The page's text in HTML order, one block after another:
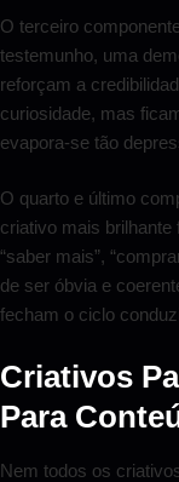
O terceiro
testemunho, uma
reforçam a
curiosidade, mas
evapora-se tão
O quarto e último
criativo mais brilhante
“saber mais”,
de ser óbvia e
fecham o ciclo
Criativos
Para
Nem todos os